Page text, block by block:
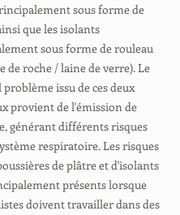
sous forme de
que les isolants
sous forme de rouleau
de roche / laine de verre). Le
issu de ces deux
provient de l'émission de
générant différents risques
respiratoire. Les risques
de plâtre et d'isolants
présents lorsque
doivent travailler dans des